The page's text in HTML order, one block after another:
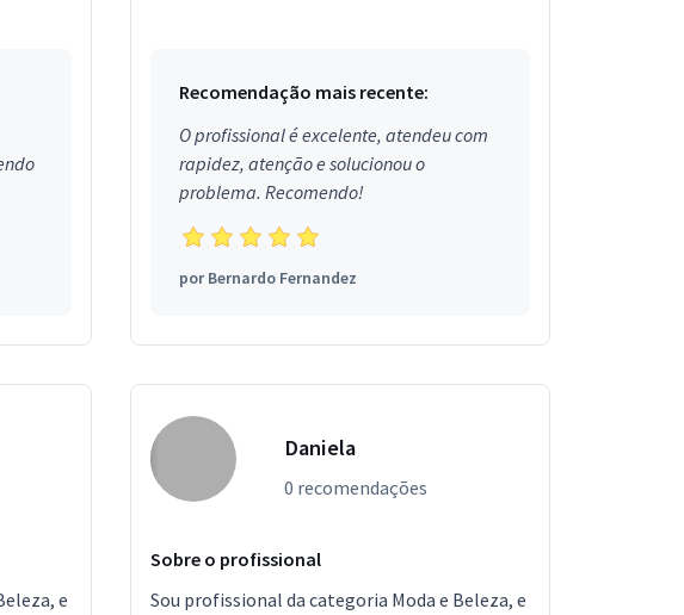
Recomendação mais recente:
O profissional é excelente, atendeu com
rapidez, atenção e solucionou o
problema. Recomendo!
porBernardo Fernandez
e
Daniela
0 recomendações
Sobre o profissional
Sou profissional da categoria Moda e Beleza, e